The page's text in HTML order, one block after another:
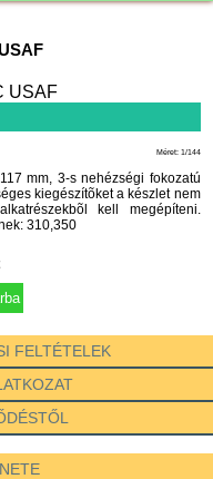
Méret: 1/144
mm, 3-s nehézségi fokozatú
kiegészítõket a készlet nem
kell megépíteni.
310,350
FELTÉTELEK